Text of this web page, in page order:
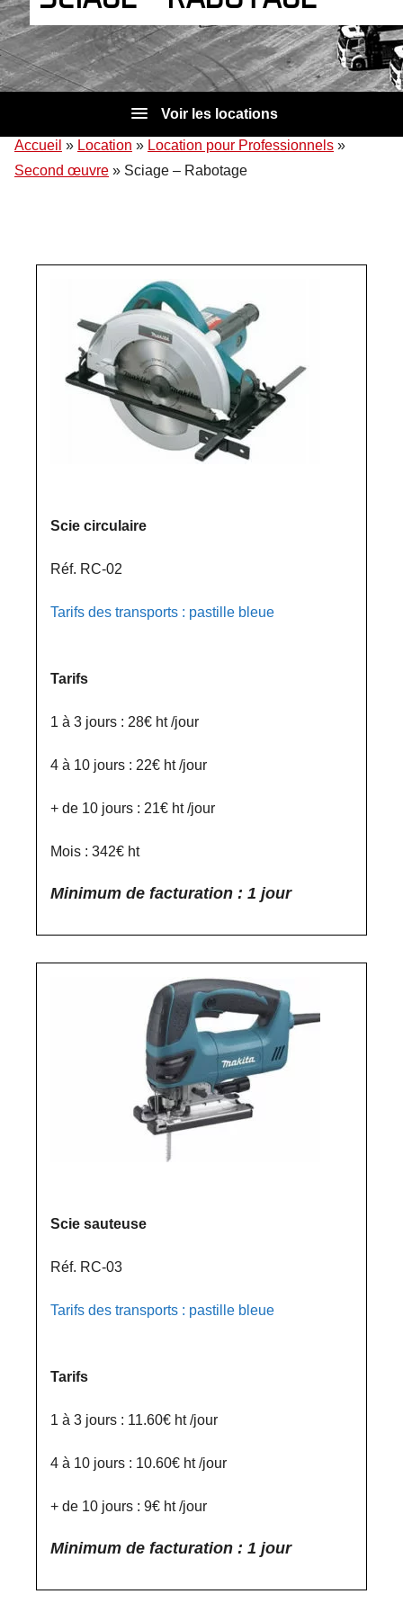
Voir les locations
Accueil » Location » Location pour Professionnels »
Second œuvre » Sciage – Rabotage
Scie circulaire
Réf. RC-02
Tarifs des transports : pastille bleue
Tarifs
1 à 3 jours : 28€ ht /jour
4 à 10 jours : 22€ ht /jour
+ de 10 jours : 21€ ht /jour
Mois : 342€ ht
Minimum de facturation : 1 jour
Scie sauteuse
Réf. RC-03
Tarifs des transports : pastille bleue
Tarifs
1 à 3 jours : 11.60€ ht /jour
4 à 10 jours : 10.60€ ht /jour
+ de 10 jours : 9€ ht /jour
Minimum de facturation : 1 jour